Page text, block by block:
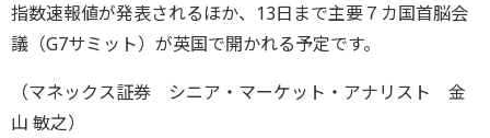
指数速報値が発表されるほか、13日まで主要７カ国首脳会
議（G7サミット）が英国で開かれる予定です。
（マネックス証券 シニア・マーケット・アナリスト 金
山 敏之）